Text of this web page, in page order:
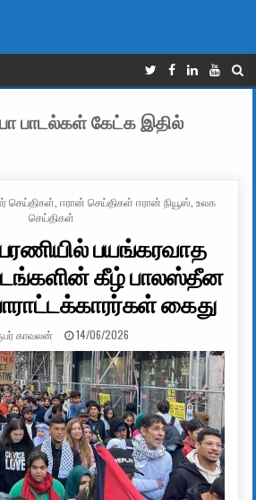
பாடல்கள் கேட்க இதில்
செய்திகள் ஈரான் செய்திகள் ஈரான் நியூஸ் உலக
செய்திகள்
பயங்கரவாத
கீழ் பாலஸ்தீன
கைது
காவலன் PUBLISHED DATE:
14/06/2026